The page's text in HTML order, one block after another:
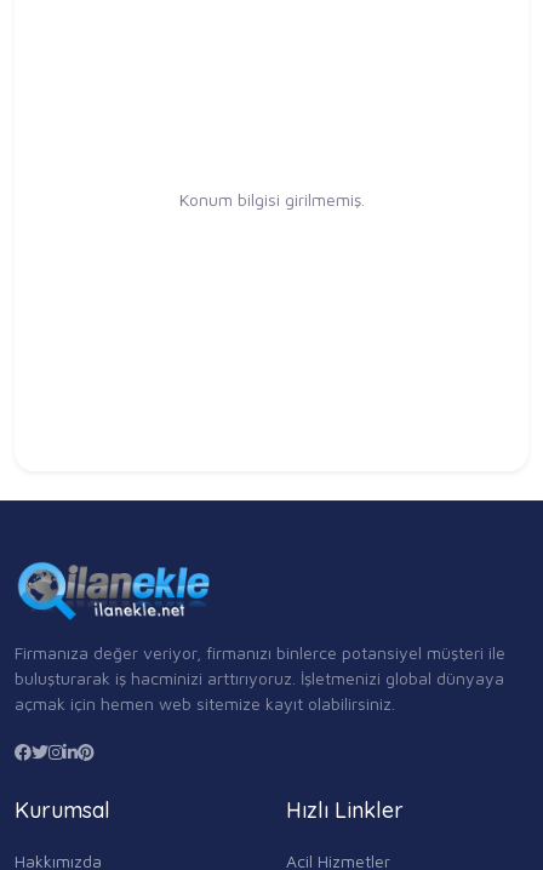
Konum bilgisi girilmemiş.
Firmanıza değer veriyor, firmanızı binlerce potansiyel müşteri ile
buluşturarak iş hacminizi arttırıyoruz. İşletmenizi global dünyaya
açmak için hemen web sitemize kayıt olabilirsiniz.
Kurumsal
Hakkımızda
Hızlı Linkler
Acil Hizmetler